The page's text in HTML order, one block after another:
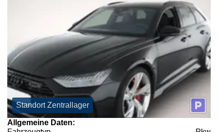
Standort Zentrallager
Allgemeine Daten: